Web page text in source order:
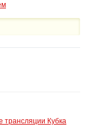
трансляции Кубка